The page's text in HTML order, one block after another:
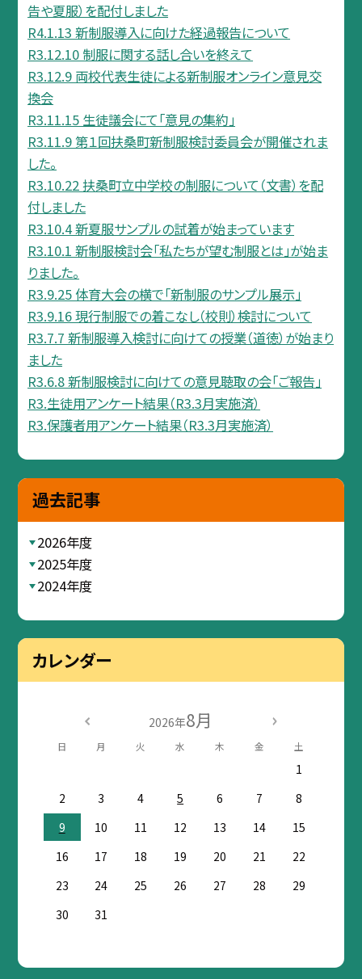
告や夏服）を配付しました
R4.1.13 新制服導入に向けた経過報告について
R3.12.10 制服に関する話し合いを終えて
R3.12.9 両校代表生徒による新制服オンライン意見交
換会
R3.11.15 生徒議会にて「意見の集約」
R3.11.9 第１回扶桑町新制服検討委員会が開催されま
した。
R3.10.22 扶桑町立中学校の制服について（文書）を配
付しました
R3.10.4 新夏服サンプルの試着が始まっています
R3.10.1 新制服検討会「私たちが望む制服とは」が始ま
りました。
R3.9.25 体育大会の横で「新制服のサンプル展示」
R3.9.16 現行制服での着こなし（校則）検討について
R3.7.7 新制服導入検討に向けての授業（道徳）が始まり
ました
R3.6.8 新制服検討に向けての意見聴取の会「ご報告」
R3.生徒用アンケート結果（R3.3月実施済）
R3.保護者用アンケート結果（R3.3月実施済）
過去記事
2026年度
2025年度
2024年度
カレンダー
2026年8月
日 月 火 水 木 金 土
1
2
3 4 5 6 7
8
9
10 11 12 13 14
15
16
17 18 19 20 21
22
23
24 25 26 27 28
29
30
31